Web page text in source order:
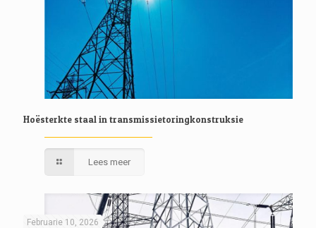
Hoësterkte staal in transmissietoringkonstruksie
Lees meer
Februarie 10, 2026